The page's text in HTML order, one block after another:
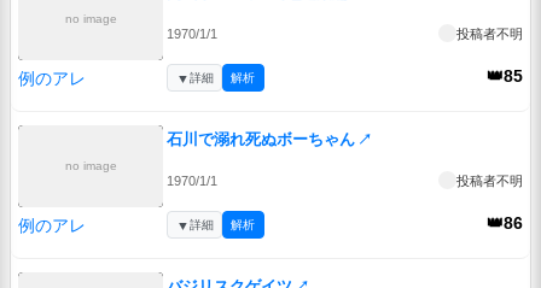
no image
1970/1/1 投稿者不明
例のアレ 👑85
▼詳細 解析
no image
石川で溺れ死ぬボーちゃん ↗
1970/1/1 投稿者不明
例のアレ 👑86
▼詳細 解析